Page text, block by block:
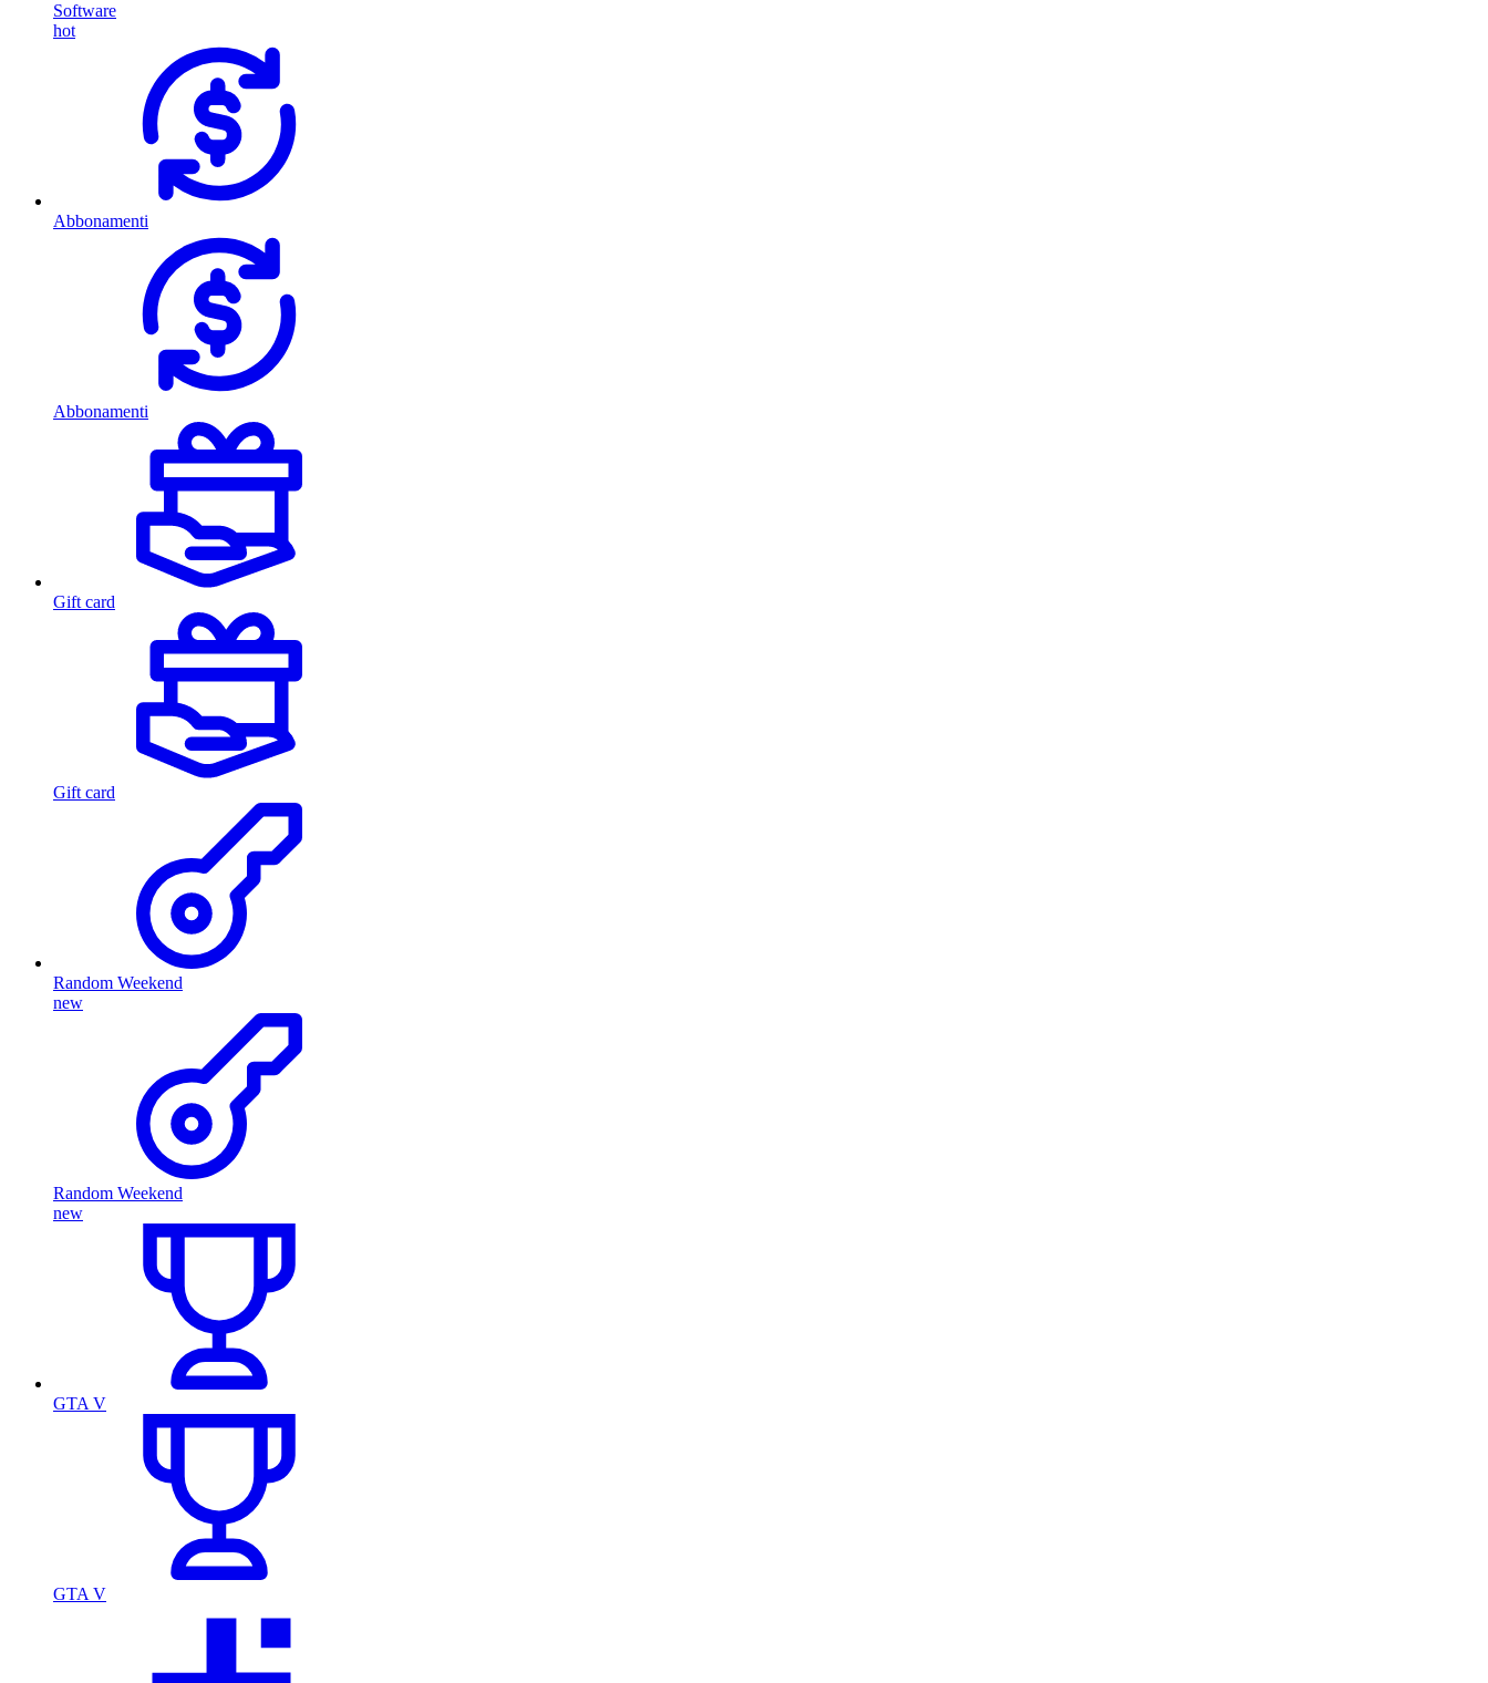
Software
hot
Abbonamenti
Abbonamenti
Gift card
Gift card
Random Weekend
new
Random Weekend
new
GTA V
GTA V